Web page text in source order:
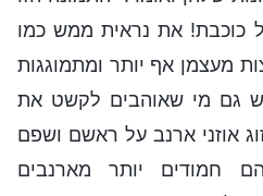
כוכבת! את נראית ממש כמו
מעצמן אף יותר ומתמוגגות
גם מי שאוהבים לקשט את
אוזני ארנב על ראשם ושפם
חמודים יותר מארנבים